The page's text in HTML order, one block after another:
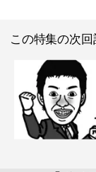
この特集の次回